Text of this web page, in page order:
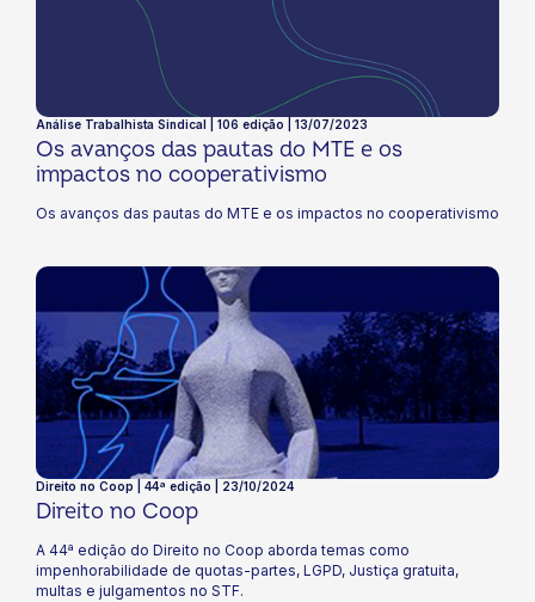
Análise Trabalhista Sindical | 106 edição | 13/07/2023
Os avanços das pautas do MTE e os
impactos no cooperativismo
Os avanços das pautas do MTE e os impactos no cooperativismo
Direito no Coop | 44ª edição | 23/10/2024
Direito no Coop
A 44ª edição do Direito no Coop aborda temas como
impenhorabilidade de quotas-partes, LGPD, Justiça gratuita,
multas e julgamentos no STF.